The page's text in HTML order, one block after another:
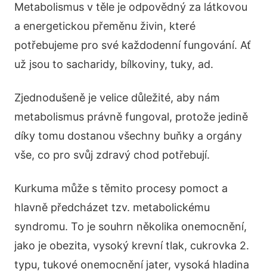
Metabolismus v těle je odpovědný za látkovou
a energetickou přeměnu živin, které
potřebujeme pro své každodenní fungování. Ať
už jsou to sacharidy, bílkoviny, tuky, ad.
Zjednodušeně je velice důležité, aby nám
metabolismus právně fungoval, protože jedině
díky tomu dostanou všechny buňky a orgány
vše, co pro svůj zdravý chod potřebují.
Kurkuma může s těmito procesy pomoct a
hlavně předcházet tzv. metabolickému
syndromu. To je souhrn několika onemocnění,
jako je obezita, vysoký krevní tlak, cukrovka 2.
typu, tukové onemocnění jater, vysoká hladina